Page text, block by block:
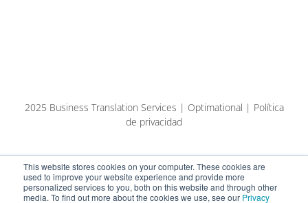
This website stores cookies on your computer. These cookies are
used to improve your website experience and provide more
personalized services to you, both on this website and through other
media. To find out more about the cookies we use, see our Privacy
2025 Business Translation Services | Optimational | Política
de privacidad